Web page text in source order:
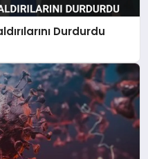
Durdurdu